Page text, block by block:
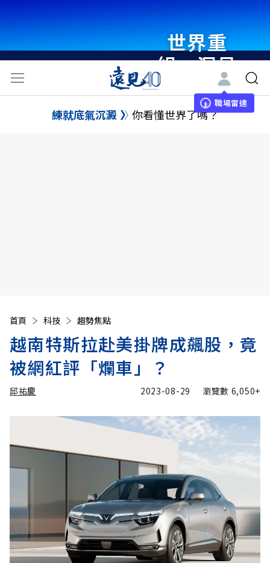
世界重
組・洞見
未來 與
世界領袖
職場雷達
練就底氣沉澱 你看懂世界了嗎？
首頁 科技 趨勢焦點
越南特斯拉赴美掛牌成飆股，竟
被網紅評「爛車」？
邱祐慶 2023-08-29 瀏覽數 6,050+